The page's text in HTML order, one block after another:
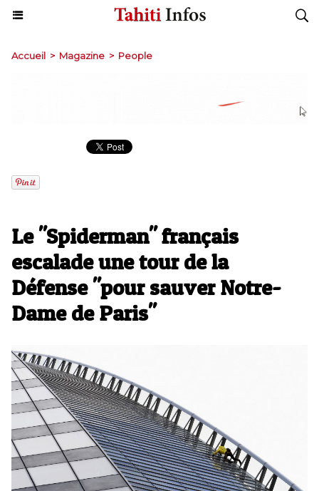
Accueil > Magazine > People
Le "Spiderman" français
escalade une tour de la
Défense "pour sauver Notre-
Dame de Paris"